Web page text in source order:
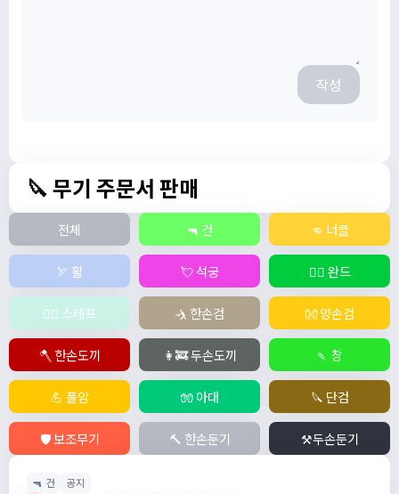
작성
🔪 무기 주문서 판매
전체 🔫 건 👊 너클
🏹 활 💘 석궁 🧙‍♀️ 완드
🧚‍♂️ 스테프 🤺 한손검 👐 양손검
🪓 한손도끼 👩‍🚒 두손도끼 🍡 창
💪 폴암 🧤 아대 🔪 단검
🛡️ 보조무기 🔨 한손둔기 ⚒️두손둔기
🔫 건 공지